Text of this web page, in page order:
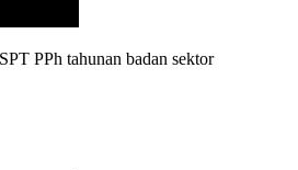
PPh tahunan badan sektor